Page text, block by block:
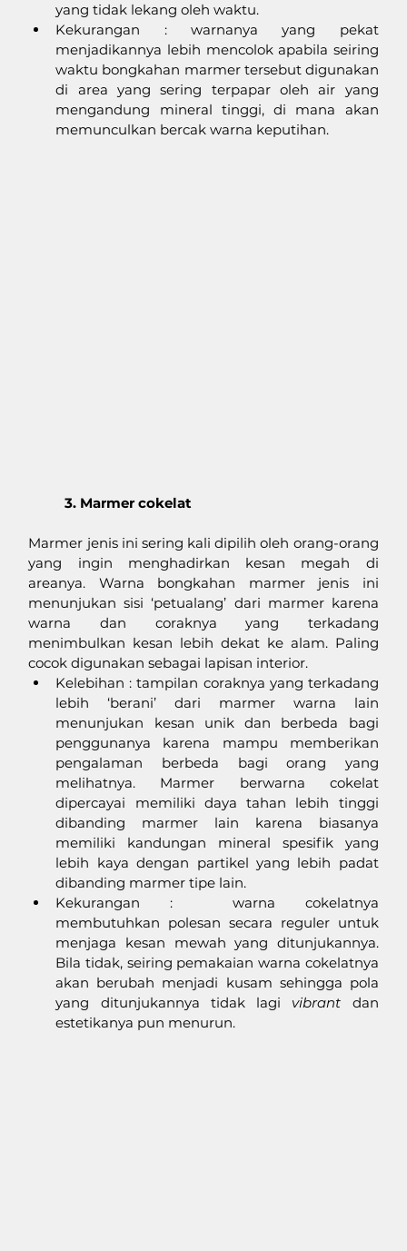
yang tidak lekang oleh waktu.
Kekurangan : warnanya yang pekat
menjadikannya lebih mencolok apabila seiring
waktu bongkahan marmer tersebut digunakan
di area yang sering terpapar oleh air yang
mengandung mineral tinggi, di mana akan
memunculkan bercak warna keputihan.
3. Marmer cokelat
Marmer jenis ini sering kali dipilih oleh orang-orang
yang ingin menghadirkan kesan megah di
areanya. Warna bongkahan marmer jenis ini
menunjukan sisi ‘petualang’ dari marmer karena
warna dan coraknya yang terkadang
menimbulkan kesan lebih dekat ke alam. Paling
cocok digunakan sebagai lapisan interior.
Kelebihan : tampilan coraknya yang terkadang
lebih ‘berani’ dari marmer warna lain
menunjukan kesan unik dan berbeda bagi
penggunanya karena mampu memberikan
pengalaman berbeda bagi orang yang
melihatnya. Marmer berwarna cokelat
dipercayai memiliki daya tahan lebih tinggi
dibanding marmer lain karena biasanya
memiliki kandungan mineral spesifik yang
lebih kaya dengan partikel yang lebih padat
dibanding marmer tipe lain.
Kekurangan :  warna cokelatnya
membutuhkan polesan secara reguler untuk
menjaga kesan mewah yang ditunjukannya.
Bila tidak, seiring pemakaian warna cokelatnya
akan berubah menjadi kusam sehingga pola
yang ditunjukannya tidak lagi vibrant dan
estetikanya pun menurun.